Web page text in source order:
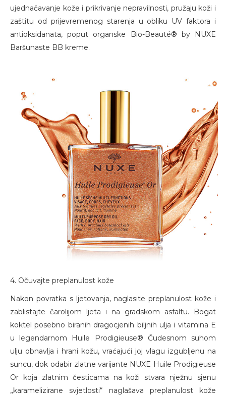
ujednačavanje kože i prikrivanje nepravilnosti, pružaju koži i
zaštitu od prijevremenog starenja u obliku UV faktora i
antioksidanata, poput organske Bio-Beauté® by NUXE
Baršunaste BB kreme.
4. Očuvajte preplanulost kože
Nakon povratka s ljetovanja, naglasite preplanulost kože i
zablistajte čarolijom ljeta i na gradskom asfaltu. Bogat
koktel posebno biranih dragocjenih biljnih ulja i vitamina E
u legendarnom Huile Prodigieuse® Čudesnom suhom
ulju obnavlja i hrani kožu, vraćajući joj vlagu izgubljenu na
suncu, dok odabir zlatne varijante NUXE Huile Prodigieuse
Or koja zlatnim česticama na koži stvara nježnu sjenu
„karamelizirane svjetlosti“ naglašava preplanulost kože